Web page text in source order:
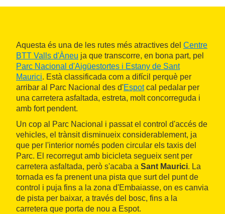
Aquesta és una de les rutes més atractives del Centre
BTT Valls d'Àneu ja que transcorre, en bona part, pel
Parc Nacional d'Aigüestortes i Estany de Sant
Maurici. Està classificada com a difícil perquè per
arribar al Parc Nacional des d'Espotcal pedalar per
una carretera asfaltada, estreta, molt concorreguda i
amb fort pendent.
Un cop al Parc Nacional i passat el control d'accés de
vehicles, el trànsit disminueix considerablement, ja
que per l'interior només poden circular els taxis del
Parc. El recorregut amb bicicleta segueix sent per
carretera asfaltada, però s'acaba a Sant Maurici. La
tornada es fa prenent una pista que surt del punt de
control i puja fins a la zona d'Embaiasse, on es canvia
de pista per baixar, a través del bosc, fins a la
carretera que porta de nou a Espot.